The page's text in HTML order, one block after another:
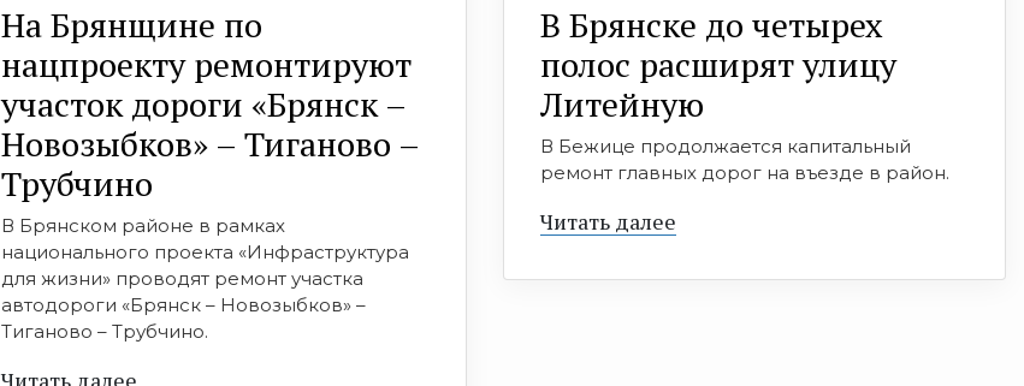
На Брянщине по
нацпроекту ремонтируют
участок дороги «Брянск –
Новозыбков» – Тиганово –
Трубчино
В Брянском районе в рамках
национального проекта «Инфраструктура
для жизни» проводят ремонт участка
автодороги «Брянск – Новозыбков» –
Тиганово – Трубчино.
В Брянске до четырех
полос расширят улицу
Литейную
В Бежице продолжается капитальный
ремонт главных дорог на въезде в район.
Читать далее